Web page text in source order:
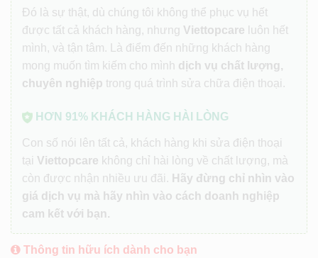
Đó là sự thật, dù chúng tôi không thể phục vụ hết
được tất cả khách hàng, nhưng Viettopcare luôn hết
mình, và tận tâm. Là điểm đến những khách hàng
mong muốn tìm kiếm cho mình dịch vụ chất lượng,
chuyên nghiệp trong quá trình sửa chữa điện thoại.
HƠN 91% KHÁCH HÀNG HÀI LÒNG
Con số nói lên tất cả, khách hàng khi sửa điện thoại
tại Viettopcare không chỉ hài lòng về chất lượng, mà
còn được nhận nhiều ưu đãi. Hãy đừng chỉ nhìn vào
giá dịch vụ mà hãy nhìn vào cách doanh nghiệp
cam kết với bạn.
Thông tin hữu ích dành cho bạn